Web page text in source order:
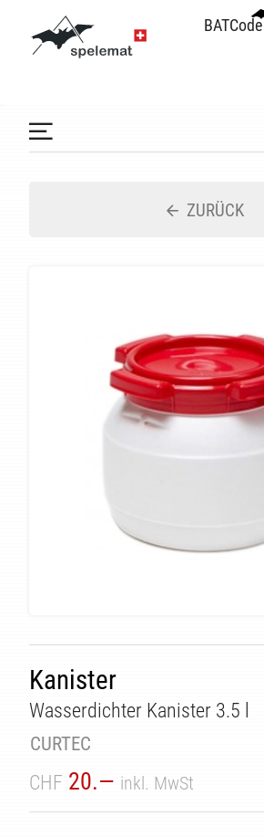
BATCode
BATCode
ZURÜCK
Kanister
Wasserdichter Kanister 3.5 l
CURTEC
CHF 20.— inkl. MwSt